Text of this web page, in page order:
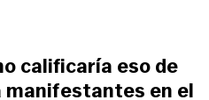
calificaría eso de
en el